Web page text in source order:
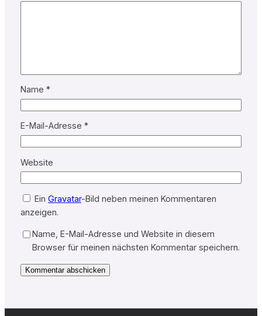
Name *
E-Mail-Adresse *
Website
Ein Gravatar-Bild neben meinen Kommentaren
anzeigen.
Name, E-Mail-Adresse und Website in diesem
Browser für meinen nächsten Kommentar speichern.